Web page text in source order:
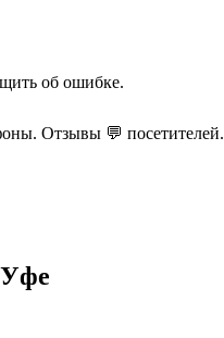
об ошибке.
Отзывы 💬